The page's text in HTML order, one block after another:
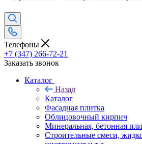
Телефоны
+7 (347) 266-72-21
Заказать звонок
Каталог
Назад
Каталог
Фасадная плитка
Облицовочный кирпич
Минеральная, бетонная
Строительные смеси,